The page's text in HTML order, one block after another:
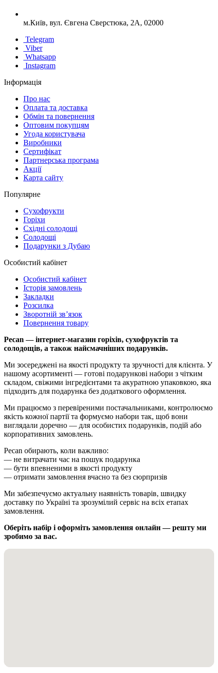
м.Київ, вул. Євгена Сверстюка, 2А, 02000
Telegram
Viber
Whatsapp
Instagram
Інформація
Про нас
Оплата та доставка
Обмін та повернення
Оптовим покупцям
Угода користувача
Виробники
Сертифікат
Партнерська програма
Акції
Карта сайту
Популярне
Сухофрукти
Горіхи
Східні солодощі
Солодощі
Подарунки з Дубаю
Особистий кабінет
Особистий кабінет
Історія замовлень
Закладки
Розсилка
Зворотній зв’язок
Повернення товару
Pecan — інтернет-магазин горіхів, сухофруктів та
солодощів, а також найсмачніших подарунків.
Ми зосереджені на якості продукту та зручності для клієнта. У
нашому асортименті — готові подарункові набори з чітким
складом, свіжими інгредієнтами та акуратною упаковкою, яка
підходить для подарунка без додаткового оформлення.
Ми працюємо з перевіреними постачальниками, контролюємо
якість кожної партії та формуємо набори так, щоб вони
виглядали доречно — для особистих подарунків, подій або
корпоративних замовлень.
Pecan обирають, коли важливо:
— не витрачати час на пошук подарунка
— бути впевненими в якості продукту
— отримати замовлення вчасно та без сюрпризів
Ми забезпечуємо актуальну наявність товарів, швидку
доставку по Україні та зрозумілий сервіс на всіх етапах
замовлення.
Оберіть набір і оформіть замовлення онлайн — решту ми
зробимо за вас.